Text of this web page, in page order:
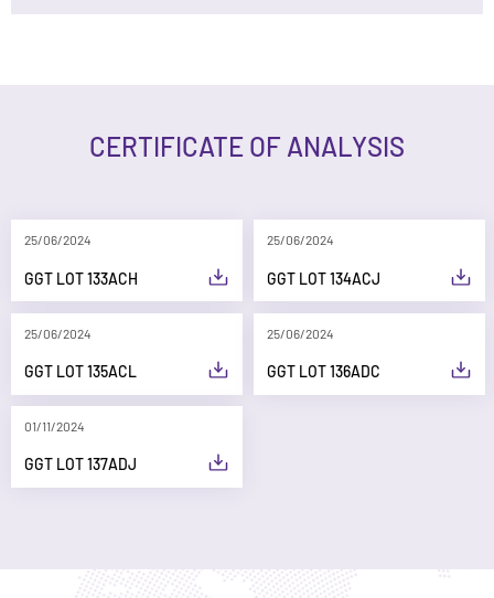
CERTIFICATE OF ANALYSIS
25/06/2024
GGT LOT 133ACH
25/06/2024
GGT LOT 134ACJ
25/06/2024
GGT LOT 135ACL
25/06/2024
GGT LOT 136ADC
01/11/2024
GGT LOT 137ADJ